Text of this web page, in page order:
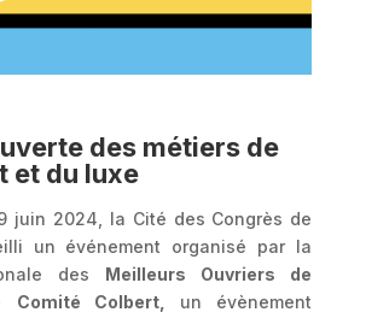
des métiers de
et du luxe
juin 2024, la Cité des Congrès de
un événement organisé par la
des Meilleurs Ouvriers de
Comité Colbert,
un évènement